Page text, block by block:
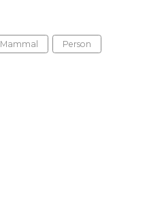
Mammal Person